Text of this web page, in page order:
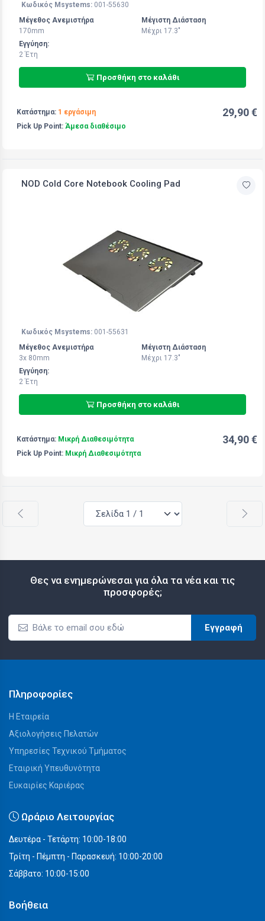
Κωδικός Msystems: 001-55630
Μέγεθος Ανεμιστήρα
170mm
Μέγιστη Διάσταση
Μέχρι 17.3"
Εγγύηση:
2 Έτη
Προσθήκη στο καλάθι
Κατάστημα: 1 εργάσιμη
Pick Up Point: Άμεσα διαθέσιμο
29,90 €
NOD Cold Core Notebook Cooling Pad
Κωδικός Msystems: 001-55631
Μέγεθος Ανεμιστήρα
3x 80mm
Μέγιστη Διάσταση
Μέχρι 17.3"
Εγγύηση:
2 Έτη
Προσθήκη στο καλάθι
Κατάστημα: Μικρή Διαθεσιμότητα
Pick Up Point: Μικρή Διαθεσιμότητα
34,90 €
Θες να ενημερώνεσαι για όλα τα νέα και τις
προσφορές;
Εγγραφή
Πληροφορίες
Η Εταιρεία
Αξιολογήσεις Πελατών
Υπηρεσίες Τεχνικού Τμήματος
Εταιρική Υπευθυνότητα
Ευκαιρίες Καριέρας
Ωράριο Λειτουργίας
Δευτέρα - Τετάρτη: 10:00-18:00
Τρίτη - Πέμπτη - Παρασκευή: 10:00-20:00
Σάββατο: 10:00-15:00
Βοήθεια